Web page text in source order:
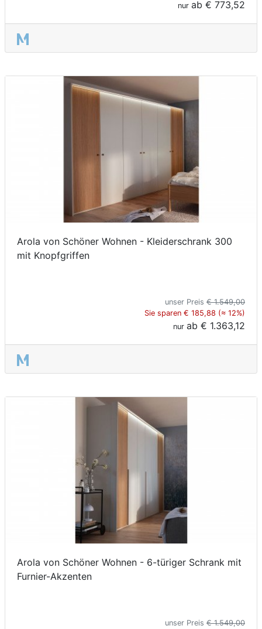
nur ab € 773,52
Arola von Schöner Wohnen - Kleiderschrank 300
mit Knopfgriffen
unser Preis € 1.549,00
Sie sparen € 185,88 (≈ 12%)
nur ab € 1.363,12
Arola von Schöner Wohnen - 6-türiger Schrank mit
Furnier-Akzenten
unser Preis € 1.549,00